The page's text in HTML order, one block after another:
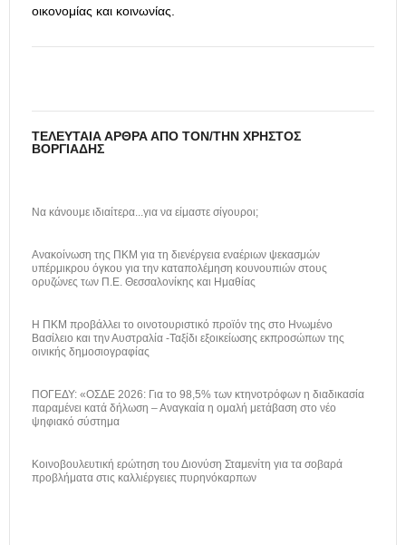
οικονομίας και κοινωνίας.
ΤΕΛΕΥΤΑΊΑ ΆΡΘΡΑ ΑΠΌ ΤΟΝ/ΤΗΝ ΧΡΉΣΤΟΣ
ΒΟΡΓΙΆΔΗΣ
Να κάνουμε ιδιαίτερα...για να είμαστε σίγουροι;
Ανακοίνωση της ΠΚΜ για τη διενέργεια εναέριων ψεκασμών
υπέρμικρου όγκου για την καταπολέμηση κουνουπιών στους
ορυζώνες των Π.Ε. Θεσσαλονίκης και Ημαθίας
H ΠΚΜ προβάλλει το οινοτουριστικό προϊόν της στο Ηνωμένο
Βασίλειο και την Αυστραλία -Ταξίδι εξοικείωσης εκπροσώπων της
οινικής δημοσιογραφίας
ΠΟΓΕΔΥ: «ΟΣΔΕ 2026: Για το 98,5% των κτηνοτρόφων η διαδικασία
παραμένει κατά δήλωση – Αναγκαία η ομαλή μετάβαση στο νέο
ψηφιακό σύστημα
Κοινοβουλευτική ερώτηση του Διονύση Σταμενίτη για τα σοβαρά
προβλήματα στις καλλιέργειες πυρηνόκαρπων